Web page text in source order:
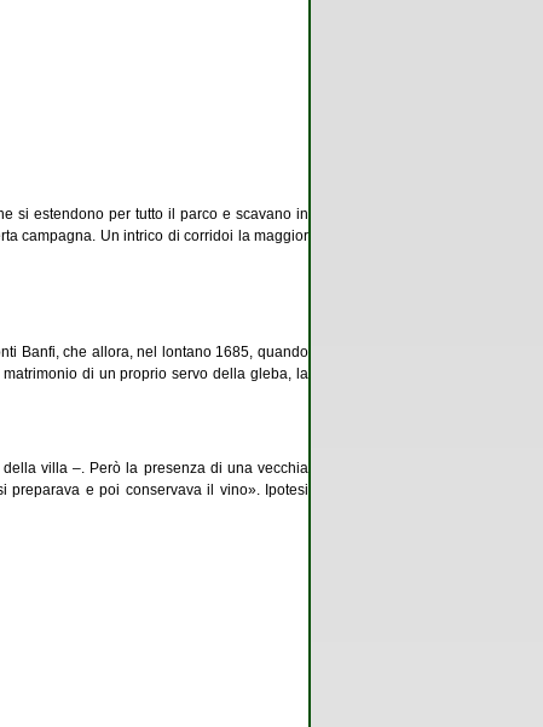
si estendono per tutto il parco e scavano in
campagna. Un intrico di corridoi la maggior
Banfi, che allora, nel lontano 1685, quando
di un proprio servo della gleba, la
villa –. Però la presenza di una vecchia
preparava e poi conservava il vino». Ipotesi